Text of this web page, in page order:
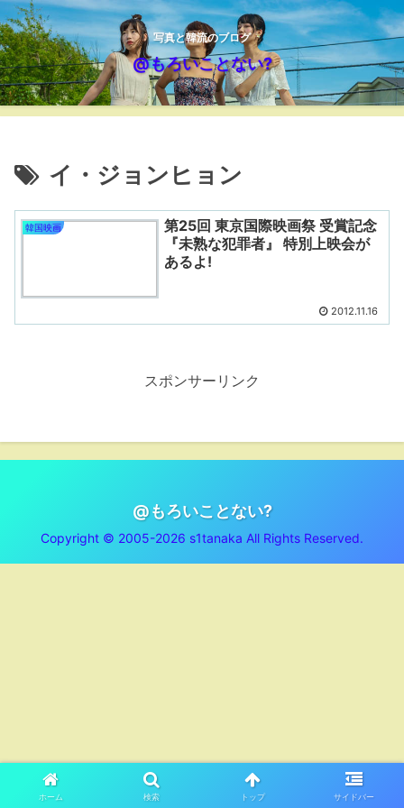
写真と韓流のブログ
@もろいことない?
イ・ジョンヒョン
韓国映画
第25回 東京国際映画祭 受賞記念
『未熟な犯罪者』 特別上映会が
あるよ!
2012.11.16
スポンサーリンク
@もろいことない?
Copyright © 2005-2026 s1tanaka All Rights Reserved.
ホーム 検索 トップ サイドバー